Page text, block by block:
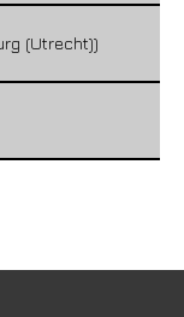
(Utrecht))